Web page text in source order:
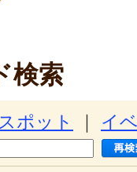
検索
ポット イ